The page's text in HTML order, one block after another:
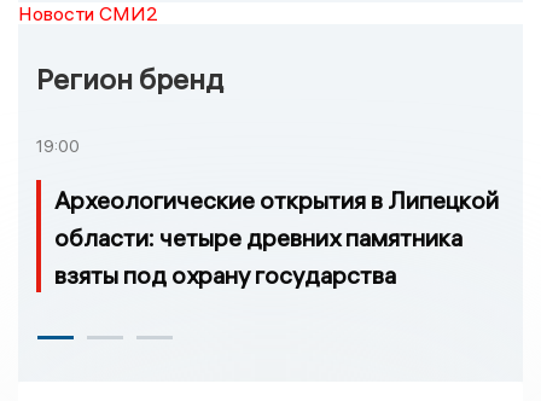
Новости СМИ2
Регион бренд
19:00
Археологические открытия в Липецкой
области: четыре древних памятника
взяты под охрану государства